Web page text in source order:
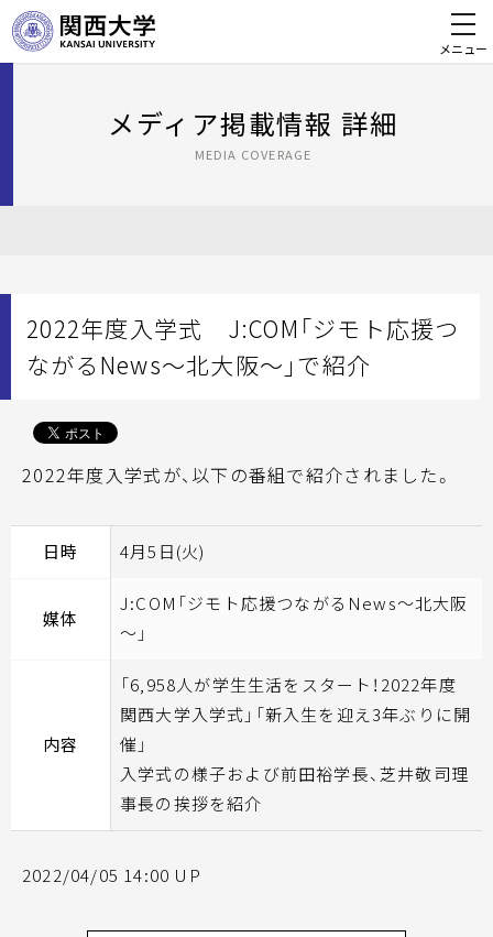
メニュー
メディア掲載情報 詳細
MEDIA COVERAGE
2022年度入学式 J:COM「ジモト応援つ
ながるNews～北大阪～」で紹介
2022年度入学式が、以下の番組で紹介されました。
日時 4月5日(火)
媒体
J:COM「ジモト応援つながるNews～北大阪
～」
内容
「6,958人が学生生活をスタート！2022年度
関西大学入学式」「新入生を迎え3年ぶりに開
催」
入学式の様子および前田裕学長、芝井敬司理
事長の挨拶を紹介
2022/04/05 14:00 UP